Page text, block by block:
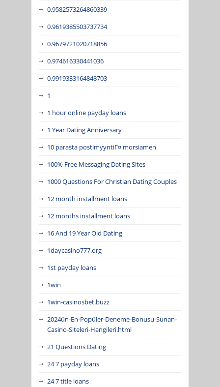
0.9582573264860339
0.9619385503737734
0.9679721020718856
0.974616330441036
0.9919333164848703
1
1 hour online payday loans
1 Year Dating Anniversary
10 parasta postimyyntiГ¤ morsiamen
100% Free Messaging Dating Sites
1000 Questions For Christian Dating Couples
12 month installment loans
12 months installment loans
16 And 19 Year Old Dating
1daycasino777.org
1st payday loans
1win
1win-casinosbet.buzz
2024ün-En-Popüler-Deneme-Bonusu-Sunan-
Casino-Siteleri-Hangileri.html
21 Questions Dating
24 7 payday loans
24 7 title loans